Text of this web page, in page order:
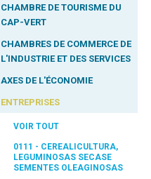
CHAMBRE DE TOURISME DU
CAP-VERT
CHAMBRES DE COMMERCE DE
L'INDUSTRIE ET DES SERVICES
AXES DE L'ÉCONOMIE
ENTREPRISES
VOIR TOUT
0111 - CEREALICULTURA,
LEGUMINOSAS SECASE
SEMENTES OLEAGINOSAS